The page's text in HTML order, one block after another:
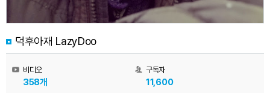
덕후아재 LazyDoo
비디오
358개
구독자
11,600